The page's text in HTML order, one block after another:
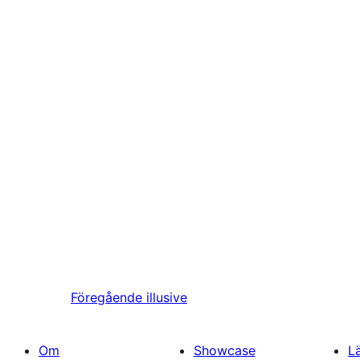
Föregående illusive
Om Showcase